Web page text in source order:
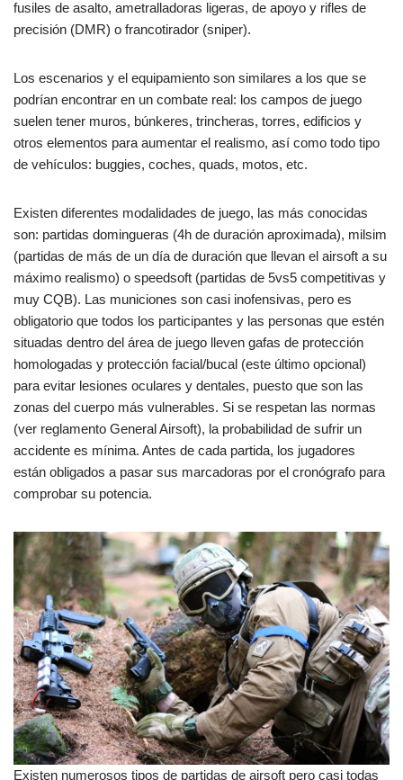
fusiles de asalto, ametralladoras ligeras, de apoyo y rifles de
precisión (DMR) o francotirador (sniper).
Los escenarios y el equipamiento son similares a los que se
podrían encontrar en un combate real: los campos de juego
suelen tener muros, búnkeres, trincheras, torres, edificios y
otros elementos para aumentar el realismo, así como todo tipo
de vehículos: buggies, coches, quads, motos, etc.
Existen diferentes modalidades de juego, las más conocidas
son: partidas domingueras (4h de duración aproximada), milsim
(partidas de más de un día de duración que llevan el airsoft a su
máximo realismo) o speedsoft (partidas de 5vs5 competitivas y
muy CQB). Las municiones son casi inofensivas, pero es
obligatorio que todos los participantes y las personas que estén
situadas dentro del área de juego lleven gafas de protección
homologadas y protección facial/bucal (este último opcional)
para evitar lesiones oculares y dentales, puesto que son las
zonas del cuerpo más vulnerables. Si se respetan las normas
(ver reglamento General Airsoft), la probabilidad de sufrir un
accidente es mínima. Antes de cada partida, los jugadores
están obligados a pasar sus marcadoras por el cronógrafo para
comprobar su potencia.
Existen numerosos tipos de partidas de airsoft pero casi todas